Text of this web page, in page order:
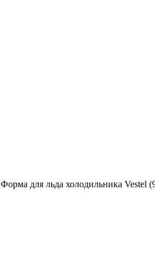
Форма для льда холодильника Vestel